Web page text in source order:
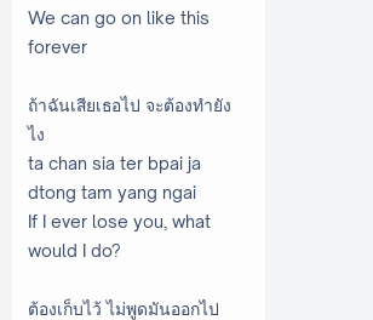
We can go on like this
forever
ถ้าฉันเสียเธอไป จะต้องทำยัง
ไง
ta chan sia ter bpai ja
dtong tam yang ngai
If I ever lose you, what
would I do?
ต้องเก็บไว้ ไม่พูดมันออกไป